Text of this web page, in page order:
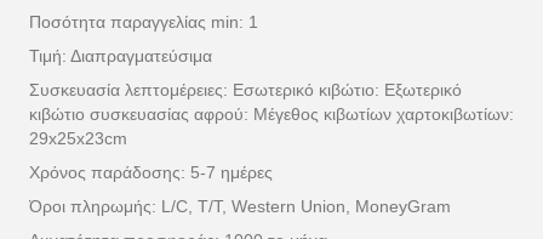
Ποσότητα παραγγελίας min: 1
Τιμή: Διαπραγματεύσιμα
Συσκευασία λεπτομέρειες: Εσωτερικό κιβώτιο: Εξωτερικό
κιβώτιο συσκευασίας αφρού: Μέγεθος κιβωτίων χαρτοκιβωτίων:
29x25x23cm
Χρόνος παράδοσης: 5-7 ημέρες
Όροι πληρωμής: L/C, T/T, Western Union, MoneyGram